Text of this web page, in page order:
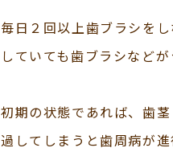
毎日２回以上歯ブラシを
していても歯ブラシなど
初期の状態であれば、歯
過してしまうと歯周病が進